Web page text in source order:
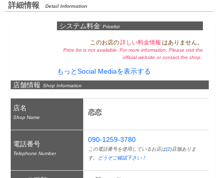
詳細情報 Detail Information
システム料金 Pricelist
このお店の詳しい料金情報 はありません。
Price list is not available. For more information, Please visit the
official website or contact the shop.
もっとSocial Mediaを表示する
店舗情報 Shop Information
店名
Shop Name
恋恋
電話番号
Telephone Number
090-1259-3780
この電話番号を使用しているお店は(2)店舗ありま
す。
どうぞご確認下さい！